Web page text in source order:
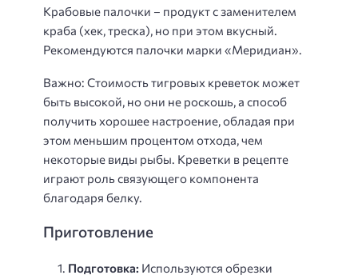
Крабовые палочки – продукт с заменителем
краба (хек, треска), но при этом вкусный.
Рекомендуются палочки марки «Меридиан».
Важно: Стоимость тигровых креветок может
быть высокой, но они не роскошь, а способ
получить хорошее настроение, обладая при
этом меньшим процентом отхода, чем
некоторые виды рыбы. Креветки в рецепте
играют роль связующего компонента
благодаря белку.
Приготовление
Подготовка: Используются обрезки